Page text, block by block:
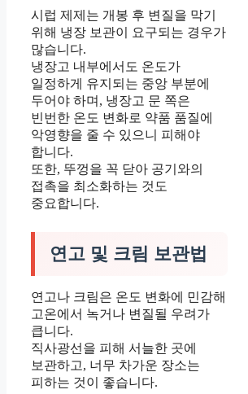
시럽 제제는 개봉 후 변질을 막기
위해 냉장 보관이 요구되는 경우가
많습니다.
냉장고 내부에서도 온도가
일정하게 유지되는 중앙 부분에
두어야 하며, 냉장고 문 쪽은
빈번한 온도 변화로 약품 품질에
악영향을 줄 수 있으니 피해야
합니다.
또한, 뚜껑을 꼭 닫아 공기와의
접촉을 최소화하는 것도
중요합니다.
연고 및 크림 보관법
연고나 크림은 온도 변화에 민감해
고온에서 녹거나 변질될 우려가
큽니다.
직사광선을 피해 서늘한 곳에
보관하고, 너무 차가운 장소는
피하는 것이 좋습니다.